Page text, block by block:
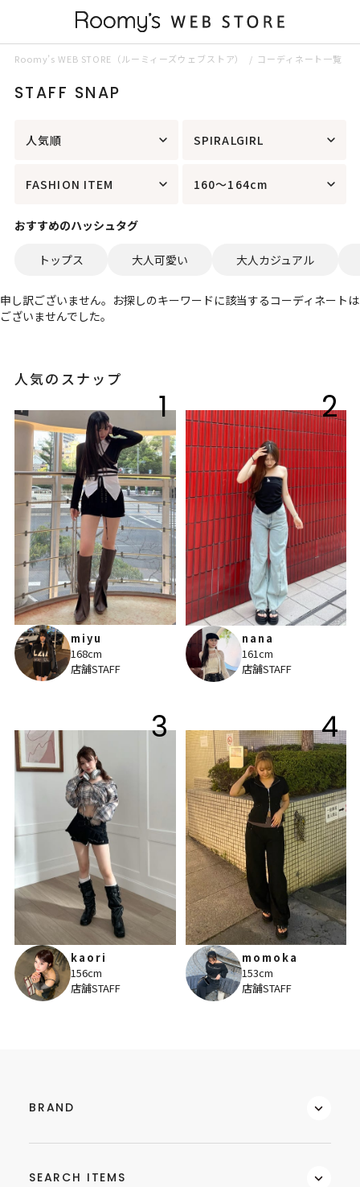
Roomy’s WEB STORE（ルーミィーズウェブストア） コーディネート一覧
STAFF SNAP
人気順 SPIRALGIRL
FASHION ITEM 160～164cm
おすすめのハッシュタグ
トップス 大人可愛い 大人カジュアル
申し訳ございません。お探しのキーワードに該当するコーディネートは
ございませんでした。
人気のスナップ
1
miyu
168cm
店舗STAFF
2
nana
161cm
店舗STAFF
3
kaori
156cm
店舗STAFF
4
momoka
153cm
店舗STAFF
BRAND
SEARCH ITEMS